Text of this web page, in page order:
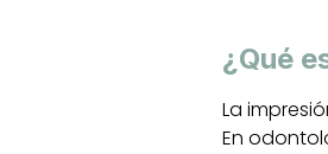
¿Qué
La
En